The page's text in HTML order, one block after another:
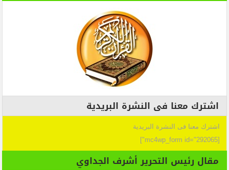
اشترك معنا فى النشرة البريدية
اشترك معنا فى النشرة البريدية
[mc4wp_form id="292065"]
مقال رئيس التحرير أشرف الجداوي